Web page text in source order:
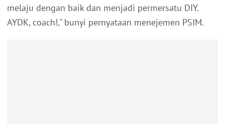
melaju dengan baik dan menjadi permersatu DIY.
AYDK, coach!," bunyi pernyataan menejemen PSIM.